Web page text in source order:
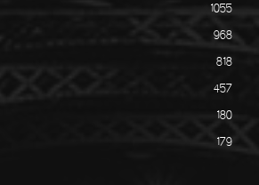
1055
968
818
457
180
179